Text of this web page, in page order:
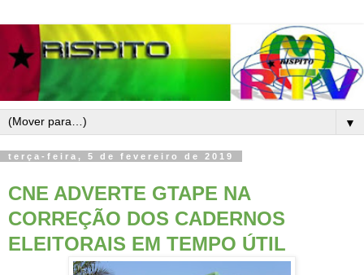
▼
terça-feira, 5 de fevereiro de 2019
CNE ADVERTE GTAPE NA
CORREÇÃO DOS CADERNOS
ELEITORAIS EM TEMPO ÚTIL